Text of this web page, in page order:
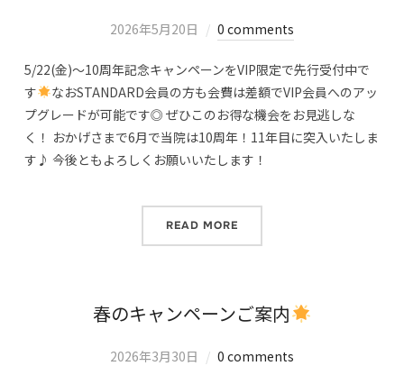
2026年5月20日 0 comments
5/22(金)～10周年記念キャンペーンをVIP限定で先行受付中で
す
なおSTANDARD会員の方も会費は差額でVIP会員へのアッ
プグレードが可能です◎ ぜひこのお得な機会をお見逃しな
く！ おかげさまで6月で当院は10周年！11年目に突入いたしま
す♪ 今後ともよろしくお願いいたします！
READ MORE
春のキャンペーンご案内
2026年3月30日 0 comments